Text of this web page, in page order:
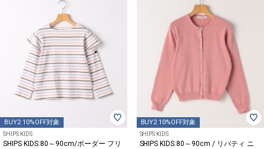
BUY2 10%OFF対象
SHIPS KIDS
SHIPS KIDS:80～90cm/ボーダー フリ
BUY2 10%OFF対象
SHIPS KIDS
SHIPS KIDS:80～90cm / リバティ ニ